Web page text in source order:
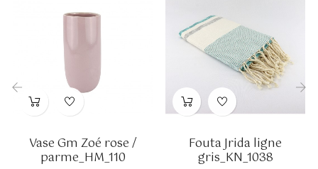
Vase Gm Zoé rose /
parme_HM_110
Fouta Jrida ligne
gris_KN_1038
›